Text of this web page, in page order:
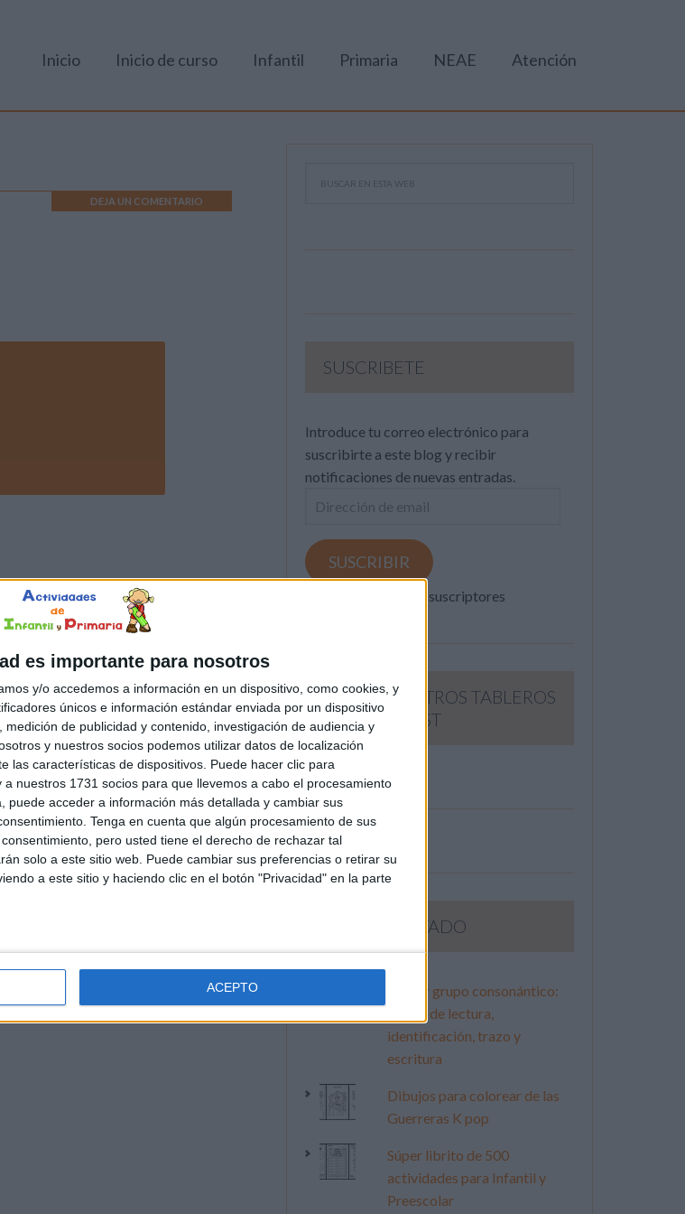
es importante para nosotros
y/o accedemos a información en un dispositivo, como cookies, y
únicos e información estándar enviada por un dispositivo
de publicidad y contenido, investigación de audiencia y
y nuestros socios podemos utilizar datos de localización
las características de dispositivos. Puede hacer clic para
nuestros 1731 socios para que llevemos a cabo el procesamiento
puede acceder a información más detallada y cambiar sus
Tenga en cuenta que algún procesamiento de sus
pero usted tiene el derecho de rechazar tal
solo a este sitio web. Puede cambiar sus preferencias o retirar su
a este sitio y haciendo clic en el botón "Privacidad" en la parte
ACEPTO
Inicio Inicio de curso Infantil Primaria NEAE Atención
DEJA UN COMENTARIO
SUSCRIBETE
Introduce tu correo electrónico para
suscribirte a este blog y recibir
notificaciones de nuevas entradas.
Dirección
email
SUSCRIBIR
Únete a otros 371K suscriptores
SIGUE NUESTROS TABLEROS
EN PINTEREST
LO MÁS VISITADO
Primer grupo consonántico:
Fichas de lectura,
identificación, trazo y
escritura
Dibujos para colorear de las
Guerreras K pop
Súper librito de 500
actividades para Infantil y
Preescolar